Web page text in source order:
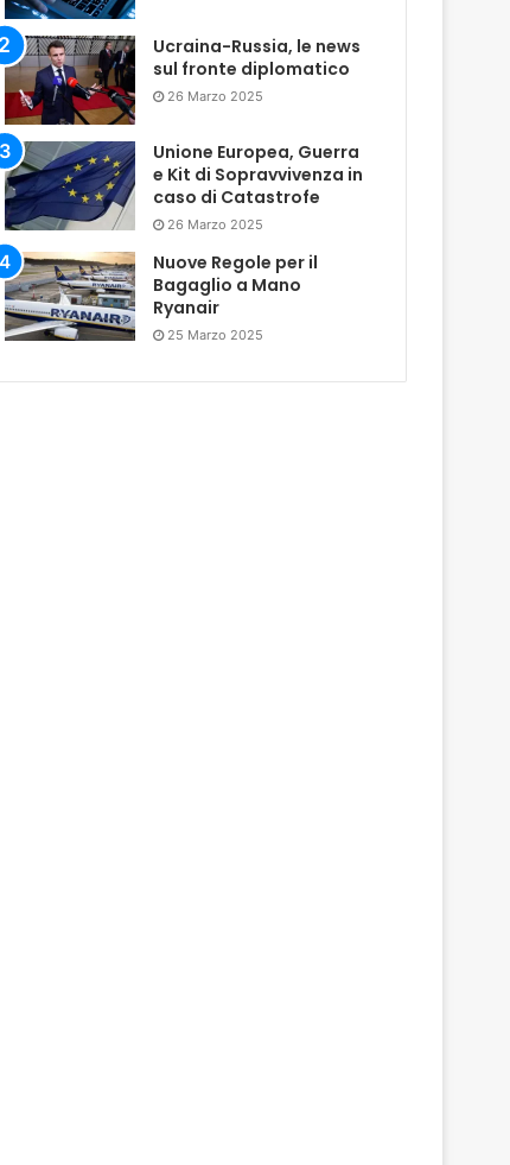
Ucraina-Russia, le news
sul fronte diplomatico
26 Marzo 2025
Unione Europea, Guerra
e Kit di Sopravvivenza in
caso di Catastrofe
26 Marzo 2025
Nuove Regole per il
Bagaglio a Mano
Ryanair
25 Marzo 2025